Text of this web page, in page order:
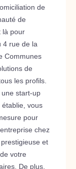
de
de
là pour
4 rue de la
Communes
de
les profils.
start-up
vous
pour
chez
et
votre
De plus,